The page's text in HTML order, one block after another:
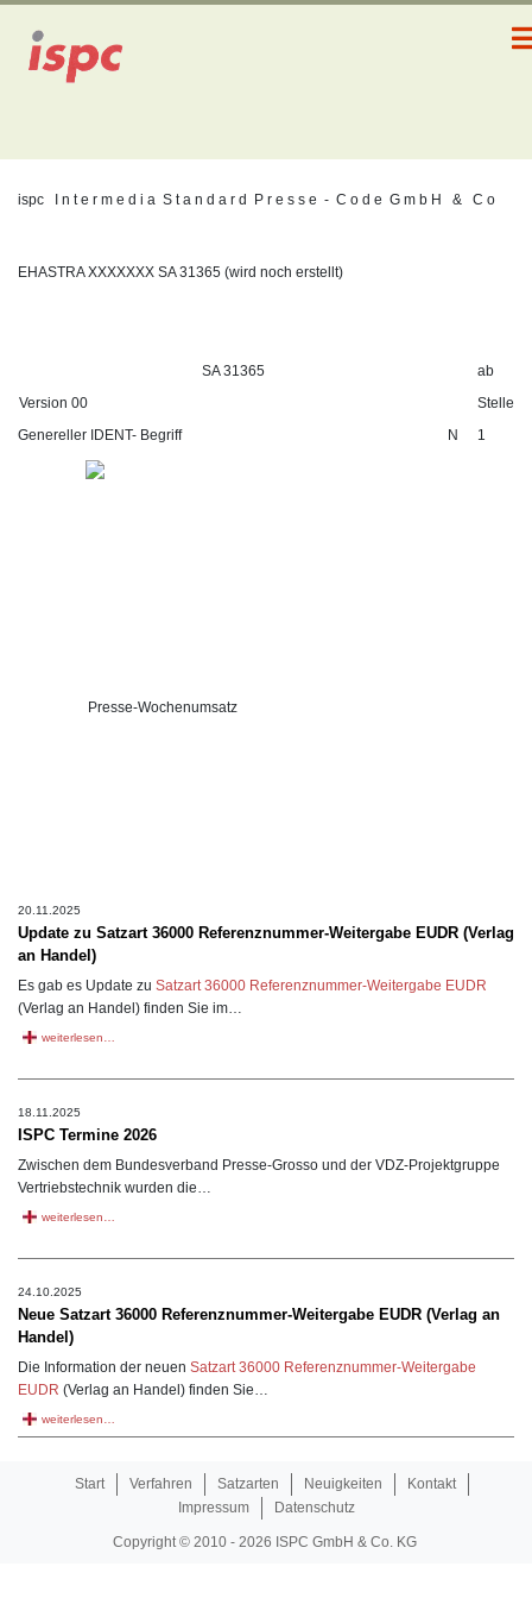
ispc I n t e r m e d i a S t a n d a r d P r e s s e - C o d e G m b H & C o
EHASTRA XXXXXXX SA 31365 (wird noch erstellt)
SA31365
ab
Version 00
Stelle
Genereller IDENT- Begriff
N 1
Presse-Wochenumsatz
20.11.2025
Update zu Satzart 36000 Referenznummer-Weitergabe EUDR (Verlag
an Handel)
Es gab es Update zu Satzart 36000 Referenznummer-Weitergabe EUDR
(Verlag an Handel) finden Sie im…
weiterlesen…
18.11.2025
ISPC Termine 2026
Zwischen dem Bundesverband Presse-Grosso und der VDZ-Projektgruppe
Vertriebstechnik wurden die…
weiterlesen…
24.10.2025
Neue Satzart 36000 Referenznummer-Weitergabe EUDR (Verlag an
Handel)
Die Information der neuen Satzart 36000 Referenznummer-Weitergabe
EUDR (Verlag an Handel) finden Sie…
weiterlesen…
Start Verfahren Satzarten Neuigkeiten
Kontakt
Impressum
Datenschutz
Copyright © 2010 - 2026 ISPC GmbH & Co. KG